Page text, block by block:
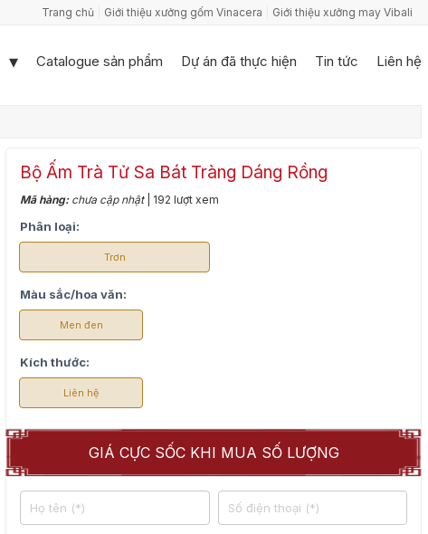
Trang chủ Giới thiệu xưởng gốm Vinacera Giới thiệu xưởng may Vibali
Catalogue sản phẩm Dự án đã thực hiện Tin tức Liên hệ
Bộ Ấm Trà Tử Sa Bát Tràng Dáng Rồng
Mã hàng:chưa cập nhật| 192 lượt xem
Phân loại:
Trơn
Màu sắc/hoa văn:
Men đen
Kích thước:
Liên hệ
GIÁ CỰC SỐC KHI MUA SỐ LƯỢNG